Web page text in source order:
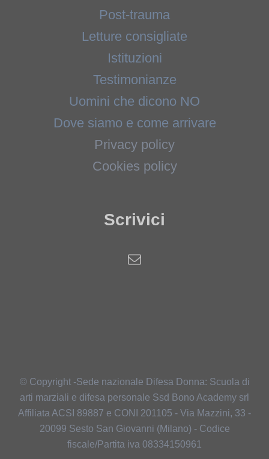
Post-trauma
Letture consigliate
Istituzioni
Testimonianze
Uomini che dicono NO
Dove siamo e come arrivare
Privacy policy
Cookies policy
Scrivici
© Copyright -Sede nazionale Difesa Donna: Scuola di
arti marziali e difesa personale Ssd Bono Academy srl
Affiliata ACSI 89887 e CONI 201105 - Via Mazzini, 33 -
20099 Sesto San Giovanni (Milano) - Codice
fiscale/Partita iva 08334150961